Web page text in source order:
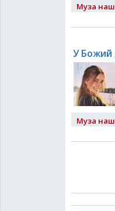
Муза
У Божий
Муза